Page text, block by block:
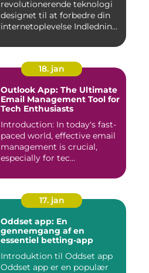
revolutionerende teknologi
designet til at forbedre din
internetoplevelse Indlednin...
18. jan
Outlook App: The Ultimate
Email Management Tool for
Tech Enthusiasts
Introduction: In today's fast-
paced world, effective email
management is crucial,
especially for tec...
17. jan
Oddset app: En
gennemgang af en
essentiel betting-app
Introduktion til Oddset app
Oddset app er en populær